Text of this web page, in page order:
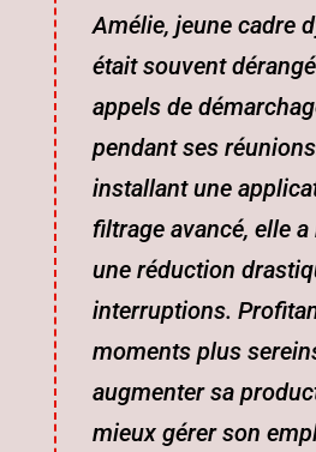
Amélie, jeune cadre
était souvent
appels de
pendant ses
installant une
filtrage avancé, elle
une réduction
interruptions.
moments plus
augmenter sa
mieux gérer son